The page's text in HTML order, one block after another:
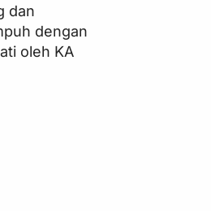
dan
dengan
oleh KA